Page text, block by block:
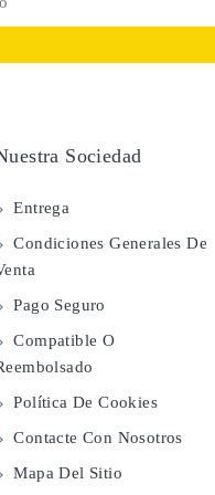
Sociedad
Entrega
Condiciones Generales De
Pago Seguro
Compatible O
Política De Cookies
Contacte Con Nosotros
Mapa Del Sitio